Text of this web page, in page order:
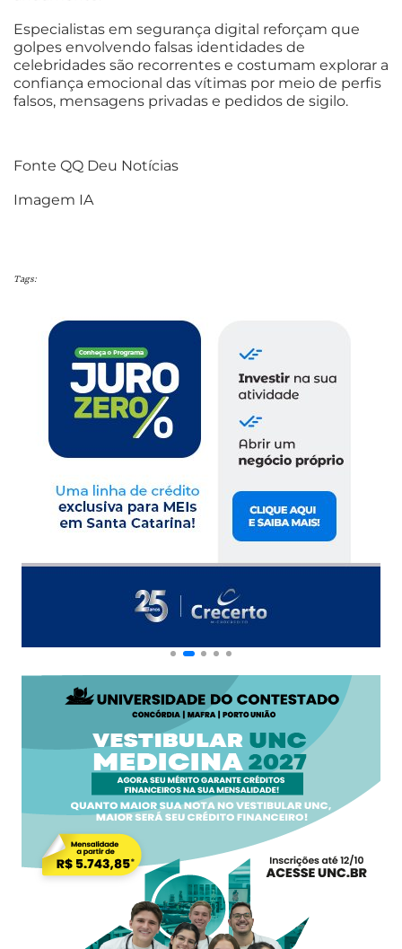
Especialistas em segurança digital reforçam que
golpes envolvendo falsas identidades de
celebridades são recorrentes e costumam explorar a
confiança emocional das vítimas por meio de perfis
falsos, mensagens privadas e pedidos de sigilo.
Fonte QQ Deu Notícias
Imagem IA
Tags: